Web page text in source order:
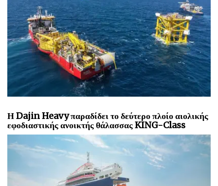
Η Dajin Heavy παραδίδει το δεύτερο πλοίο αιολικής
εφοδιαστικής ανοικτής θάλασσας KING-Class